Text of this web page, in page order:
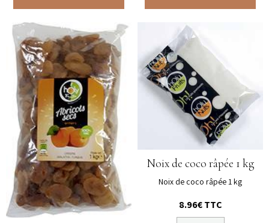
Noix de coco râpée 1 kg
Noix de coco râpée 1 kg
8.96€ TTC